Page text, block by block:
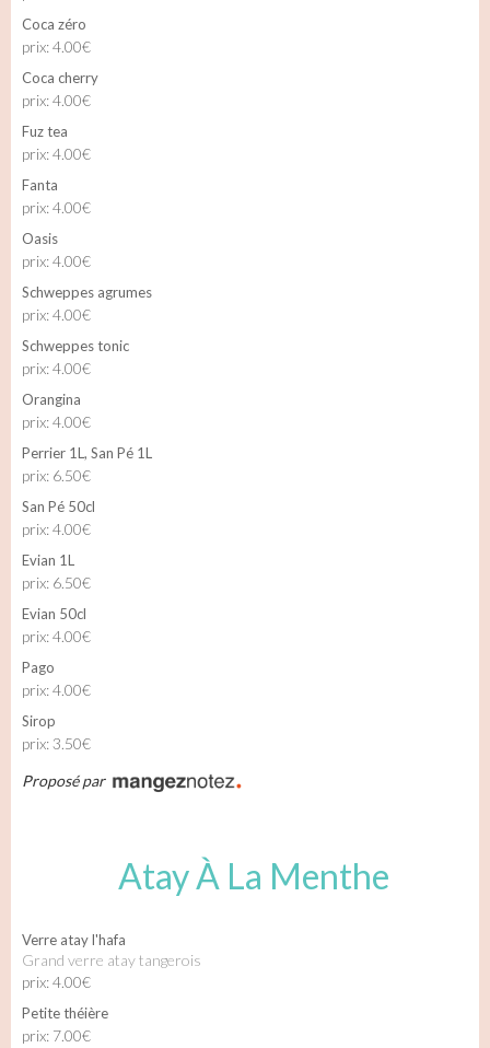
Coca zéro
prix: 4.00€
Coca cherry
prix: 4.00€
Fuz tea
prix: 4.00€
Fanta
prix: 4.00€
Oasis
prix: 4.00€
Schweppes agrumes
prix: 4.00€
Schweppes tonic
prix: 4.00€
Orangina
prix: 4.00€
Perrier 1L, San Pé 1L
prix: 6.50€
San Pé 50cl
prix: 4.00€
Evian 1L
prix: 6.50€
Evian 50cl
prix: 4.00€
Pago
prix: 4.00€
Sirop
prix: 3.50€
Proposé par
Atay À La Menthe
Verre atay l'hafa
Grand verre atay tangerois
prix: 4.00€
Petite théière
prix: 7.00€